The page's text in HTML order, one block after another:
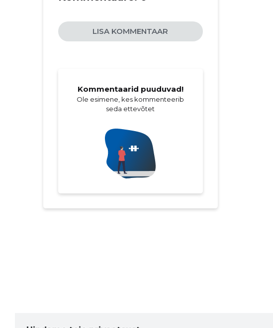
LISA KOMMENTAAR
Kommentaarid puuduvad!
Ole esimene, kes kommenteerib
seda ettevõtet